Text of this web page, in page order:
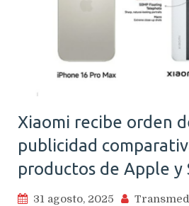
Xiaomi recibe orden
publicidad
productos de Apple y
31 agosto, 2025